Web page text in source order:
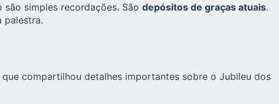
simples recordações. São depósitos de graças atuais.
palestra.
compartilhou detalhes importantes sobre o Jubileu dos